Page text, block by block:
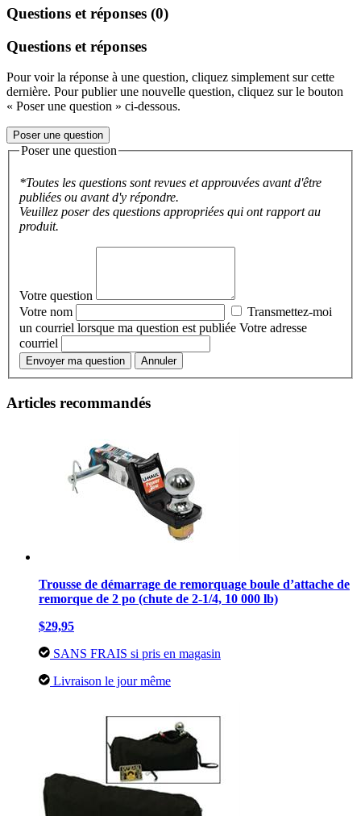
Questions et réponses (0)
Questions et réponses
Pour voir la réponse à une question, cliquez simplement sur cette
dernière. Pour publier une nouvelle question, cliquez sur le bouton
« Poser une question » ci-dessous.
Poser une question
Poser une question
*Toutes les questions sont revues et approuvées avant d'être
publiées ou avant d'y répondre.
Veuillez poser des questions appropriées qui ont rapport au
produit.
Votre question
Votre nom
Transmettez-moi
un courriel lorsque ma question est publiée Votre adresse
courriel
Envoyer ma question Annuler
Articles recommandés
Trousse de démarrage de remorquage boule d’attache de
remorque de 2 po (chute de 2-1/4, 10 000 lb)
$29,95
SANS FRAIS si pris en magasin
Livraison le jour même